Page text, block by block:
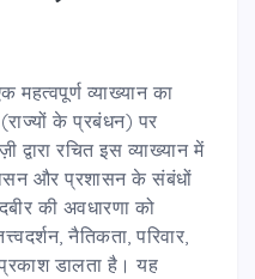
महत्वपूर्ण व्याख्यान का
के प्रबंधन) पर
रचित इस व्याख्यान में
और प्रशासन के संबंधों
की अवधारणा को
नैतिकता, परिवार,
डालता है। यह